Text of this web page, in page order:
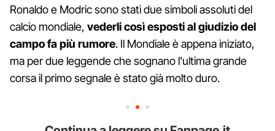
Ronaldo e Modric sono stati due simboli assoluti del
calcio mondiale, vederli così esposti al giudizio del
campo fa più rumore. Il Mondiale è appena iniziato,
ma per due leggende che sognano l'ultima grande
corsa il primo segnale è stato già molto duro.